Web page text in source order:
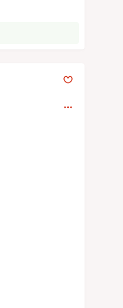
tillagaEnkel svårighetsgrad